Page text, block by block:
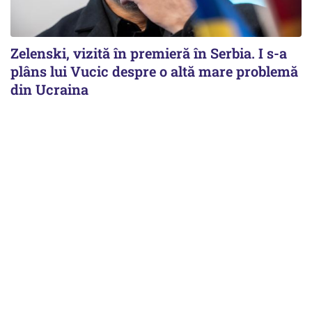
Zelenski, vizită în premieră în Serbia. I s-a
plâns lui Vucic despre o altă mare problemă
din Ucraina